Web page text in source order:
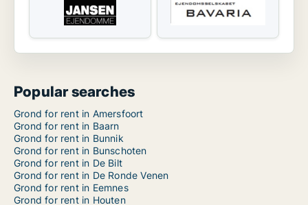
Popular searches
Grond for rent in Amersfoort
Grond for rent in Baarn
Grond for rent in Bunnik
Grond for rent in Bunschoten
Grond for rent in De Bilt
Grond for rent in De Ronde Venen
Grond for rent in Eemnes
Grond for rent in Houten